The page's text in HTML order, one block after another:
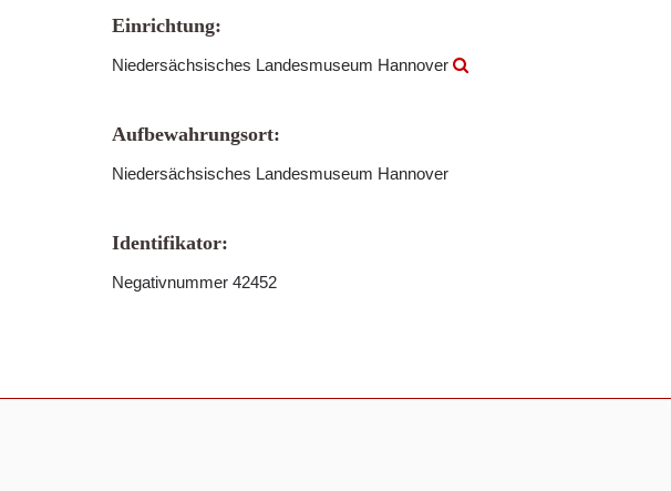
Einrichtung:
Niedersächsisches Landesmuseum Hannover
Aufbewahrungsort:
Niedersächsisches Landesmuseum Hannover
Identifikator:
Negativnummer 42452